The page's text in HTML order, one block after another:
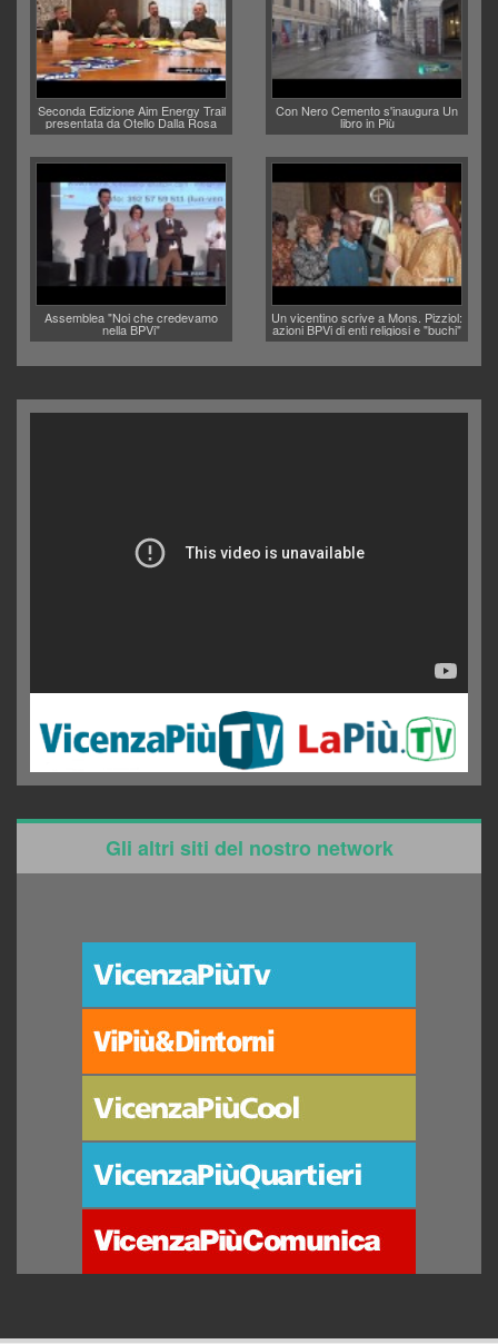
Seconda Edizione Aim Energy Trail
presentata da Otello Dalla Rosa
Con Nero Cemento s'inaugura Un
libro in Più
Assemblea "Noi che credevamo
nella BPVi"
Un vicentino scrive a Mons. Pizziol:
azioni BPVi di enti religiosi e "buchi"
don Paolo Zanutel
Gli altri siti del nostro network